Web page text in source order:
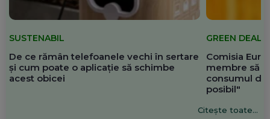
SUSTENABIL
De ce rămân telefoanele vechi în sertare
și cum poate o aplicație să schimbe
acest obicei
GREEN DEAL
Comisia
membre să
consumul de
posibil"
Citește toate...